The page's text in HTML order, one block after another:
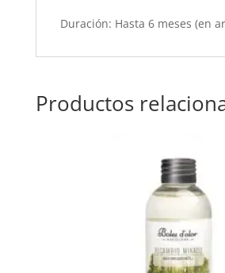
Duración: Hasta 6 meses (en
Productos